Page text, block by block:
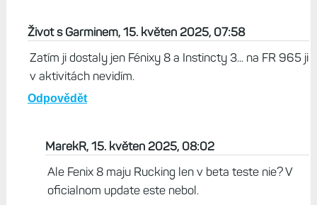
Život s Garminem, 15. květen 2025, 07:58
Zatím ji dostaly jen Fénixy 8 a Instincty 3... na FR 965 ji
v aktivitách nevidím.
Odpovědět
MarekR, 15. květen 2025, 08:02
Ale Fenix 8 maju Rucking len v beta teste nie? V
oficialnom update este nebol.